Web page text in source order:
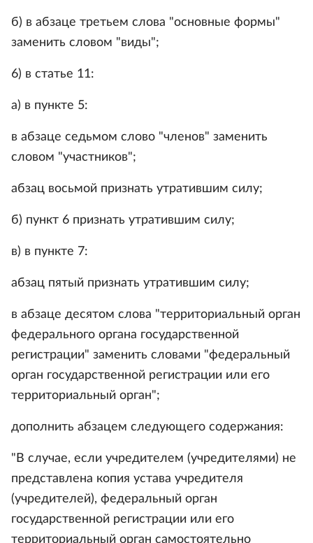
б) в абзаце третьем слова "основные формы"
заменить словом "виды";
6) в статье 11:
а) в пункте 5:
в абзаце седьмом слово "членов" заменить
словом "участников";
абзац восьмой признать утратившим силу;
б) пункт 6 признать утратившим силу;
в) в пункте 7:
абзац пятый признать утратившим силу;
в абзаце десятом слова "территориальный орган
федерального органа государственной
регистрации" заменить словами "федеральный
орган государственной регистрации или его
территориальный орган";
дополнить абзацем следующего содержания:
"В случае, если учредителем (учредителями) не
представлена копия устава учредителя
(учредителей), федеральный орган
государственной регистрации или его
территориальный орган самостоятельно